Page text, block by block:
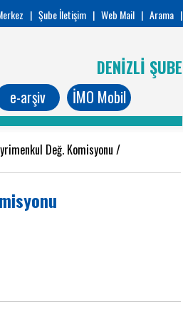
| Şube İletişim | Web Mail | Arama |
DENİZLİ ŞUBE
e-arşiv İMO Mobil
Değ. Komisyonu /